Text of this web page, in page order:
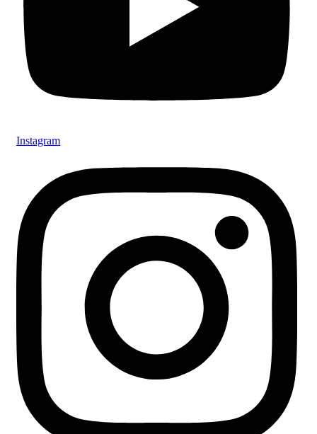
Instagram